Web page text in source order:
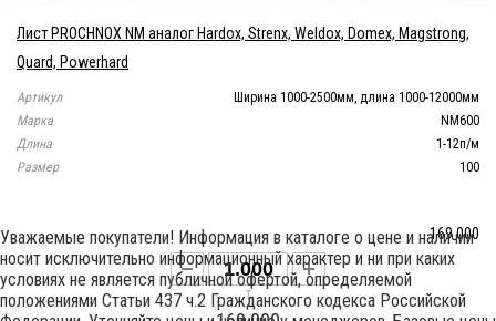
Лист PROCHNOX NM аналог Hardox, Strenx, Weldox, Domex, Magstrong,
Quard, Powerhard
Артикул
Ширина 1000-2500мм, длина 1000-12000мм
Марка
NM600
Длина
1-12п/м
Размер
100
169 000
т
Уважаемые покупатели! Информация в каталоге о цене и наличии
носит исключительно информационный характер и ни при каких
условиях не является публичной офертой, определяемой
положениями Статьи 437 ч.2 Гражданского кодекса Российской